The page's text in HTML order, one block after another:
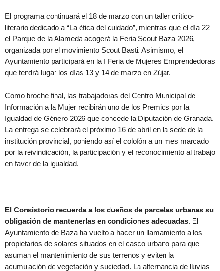
El programa continuará el 18 de marzo con un taller crítico-
literario dedicado a “La ética del cuidado”, mientras que el día 22
el Parque de la Alameda acogerá la Feria Scout Baza 2026,
organizada por el movimiento Scout Basti. Asimismo, el
Ayuntamiento participará en la I Feria de Mujeres Emprendedoras
que tendrá lugar los días 13 y 14 de marzo en Zújar.
Como broche final, las trabajadoras del Centro Municipal de
Información a la Mujer recibirán uno de los Premios por la
Igualdad de Género 2026 que concede la Diputación de Granada.
La entrega se celebrará el próximo 16 de abril en la sede de la
institución provincial, poniendo así el colofón a un mes marcado
por la reivindicación, la participación y el reconocimiento al trabajo
en favor de la igualdad.
El Consistorio recuerda a los dueños de parcelas urbanas su
obligación de mantenerlas en condiciones adecuadas. El
Ayuntamiento de Baza ha vuelto a hacer un llamamiento a los
propietarios de solares situados en el casco urbano para que
asuman el mantenimiento de sus terrenos y eviten la
acumulación de vegetación y suciedad. La alternancia de lluvias